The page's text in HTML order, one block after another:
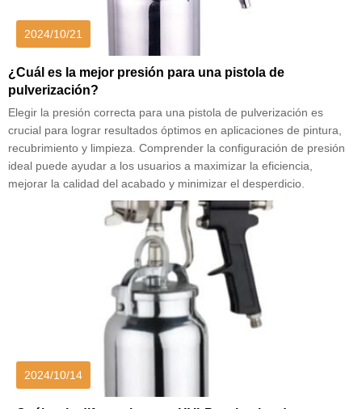
2024/10/21
¿Cuál es la mejor presión para una pistola de
pulverización?
Elegir la presión correcta para una pistola de pulverización es
crucial para lograr resultados óptimos en aplicaciones de pintura,
recubrimiento y limpieza. Comprender la configuración de presión
ideal puede ayudar a los usuarios a maximizar la eficiencia,
mejorar la calidad del acabado y minimizar el desperdicio.
2024/10/14